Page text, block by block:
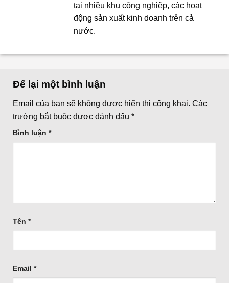
tại nhiều khu công nghiệp, các hoạt
động sản xuất kinh doanh trên cả
nước.
Để lại một bình luận
Email của bạn sẽ không được hiển thị công khai. Các
trường bắt buộc được đánh dấu *
Bình luận *
Tên *
Email *